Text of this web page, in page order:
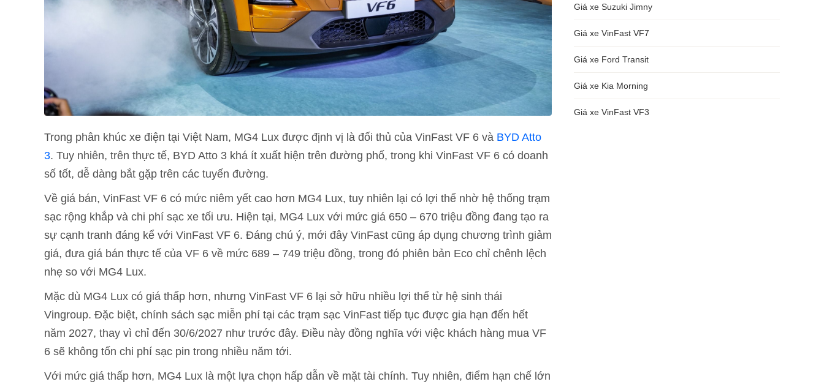
Trong phân khúc xe điện tại Việt Nam, MG4 Lux được định vị là đối thủ của VinFast VF 6 và BYD Atto
3. Tuy nhiên, trên thực tế, BYD Atto 3 khá ít xuất hiện trên đường phố, trong khi VinFast VF 6 có doanh
số tốt, dễ dàng bắt gặp trên các tuyến đường.
Về giá bán, VinFast VF 6 có mức niêm yết cao hơn MG4 Lux, tuy nhiên lại có lợi thế nhờ hệ thống trạm
sạc rộng khắp và chi phí sạc xe tối ưu. Hiện tại, MG4 Lux với mức giá 650 – 670 triệu đồng đang tạo ra
sự cạnh tranh đáng kể với VinFast VF 6. Đáng chú ý, mới đây VinFast cũng áp dụng chương trình giảm
giá, đưa giá bán thực tế của VF 6 về mức 689 – 749 triệu đồng, trong đó phiên bản Eco chỉ chênh lệch
nhẹ so với MG4 Lux.
Mặc dù MG4 Lux có giá thấp hơn, nhưng VinFast VF 6 lại sở hữu nhiều lợi thế từ hệ sinh thái
Vingroup. Đặc biệt, chính sách sạc miễn phí tại các trạm sạc VinFast tiếp tục được gia hạn đến hết
năm 2027, thay vì chỉ đến 30/6/2027 như trước đây. Điều này đồng nghĩa với việc khách hàng mua VF
6 sẽ không tốn chi phí sạc pin trong nhiều năm tới.
Với mức giá thấp hơn, MG4 Lux là một lựa chọn hấp dẫn về mặt tài chính. Tuy nhiên, điểm hạn chế lớn
Giá xe Suzuki Jimny
Giá xe VinFast VF7
Giá xe Ford Transit
Giá xe Kia Morning
Giá xe VinFast VF3